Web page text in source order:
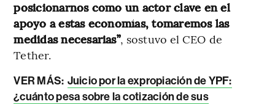
posicionarnos como un actor clave en el
apoyo a estas economías, tomaremos las
medidas necesarias”, sostuvo el CEO de
Tether.
VER MÁS: Juicio por la expropiación de YPF:
¿cuánto pesa sobre la cotización de sus